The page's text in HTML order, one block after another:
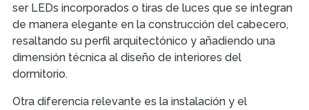
ser LEDs incorporados o tiras de luces que se integran
de manera elegante en la construcción del cabecero,
resaltando su perfil arquitectónico y añadiendo una
dimensión técnica al diseño de interiores del
dormitorio.
Otra diferencia relevante es la instalación y el